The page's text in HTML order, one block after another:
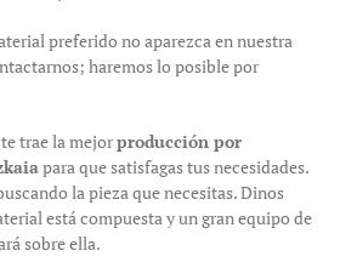
preferido no aparezca en nuestra
haremos lo posible por
te trae la mejorproducción por
para que satisfagas tus necesidades.
la pieza que necesitas. Dinos
está compuesta y un gran equipo de
sobre ella.